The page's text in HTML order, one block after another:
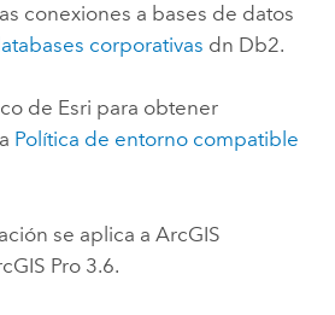
conexiones a bases de datos
corporativas dn Db2.
de Esri para obtener
Política de entorno compatible
se aplica a ArcGIS
Pro 3.6.